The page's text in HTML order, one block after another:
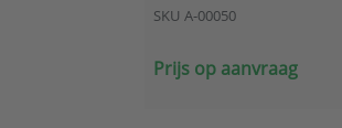
omvormer
SKU A-00050
Prijs op aanvraag